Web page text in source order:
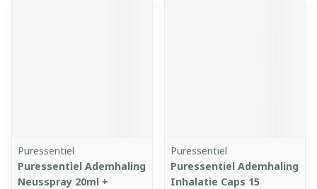
Puressentiel
Puressentiel Ademhaling
Neusspray 20ml +
Puressentiel
Puressentiel Ademhaling
Inhalatie Caps 15